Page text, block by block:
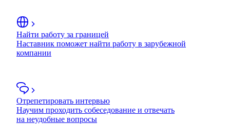
Найти работу за границей
Наставник поможет найти работу в зарубежной
компании
Отрепетировать интервью
Научим проходить собеседование и отвечать
на неудобные вопросы